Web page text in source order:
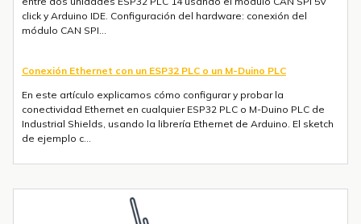
click y Arduino IDE. Configuración del hardware: conexión del
módulo CAN SPI...
Conexión Ethernet con un ESP32 PLC o un M-Duino PLC
En este artículo explicamos cómo configurar y probar la
conectividad Ethernet en cualquier ESP32 PLC o M-Duino PLC de
Industrial Shields, usando la librería Ethernet de Arduino. El sketch
de ejemplo c...
integrado
Introducción La integración de la comunicación 4G en PLCs